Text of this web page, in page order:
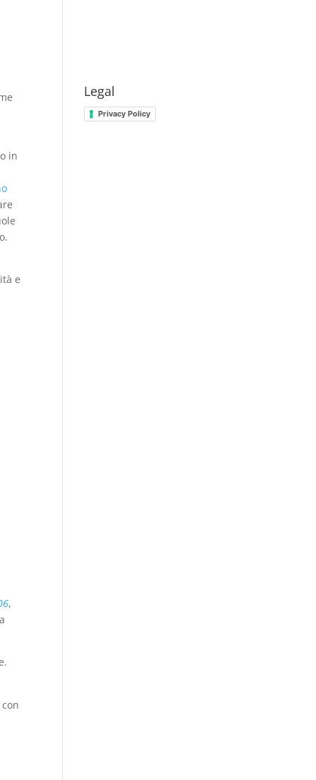
in
e
,
Legal
Privacy Policy